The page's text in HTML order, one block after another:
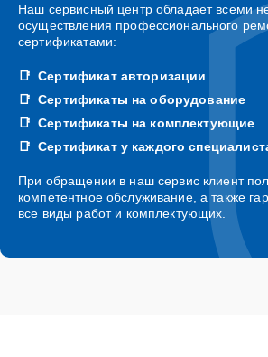
Наш сервисный центр обладает всеми
осуществления профессионального
сертификатами:
Сертификат авторизации
Сертификаты на оборудование
Сертификаты на комплектующие
Сертификат у каждого
При обращении в наш сервис клиент
компетентное обслуживание, а также
все виды работ и комплектующих.